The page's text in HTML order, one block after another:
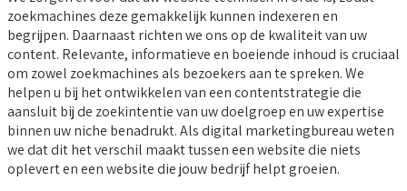
zoekmachines deze gemakkelijk kunnen indexeren en
begrijpen. Daarnaast richten we ons op de kwaliteit van uw
content. Relevante, informatieve en boeiende inhoud is cruciaal
om zowel zoekmachines als bezoekers aan te spreken. We
helpen u bij het ontwikkelen van een contentstrategie die
aansluit bij de zoekintentie van uw doelgroep en uw expertise
binnen uw niche benadrukt. Als digital marketingbureau weten
we dat dit het verschil maakt tussen een website die niets
oplevert en een website die jouw bedrijf helpt groeien.